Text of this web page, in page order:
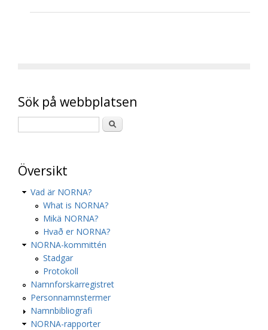
Sök på webbplatsen
Översikt
Vad är NORNA?
What is NORNA?
Mikä NORNA?
Hvað er NORNA?
NORNA-kommittén
Stadgar
Protokoll
Namnforskarregistret
Personnamnstermer
Namnbibliografi
NORNA-rapporter